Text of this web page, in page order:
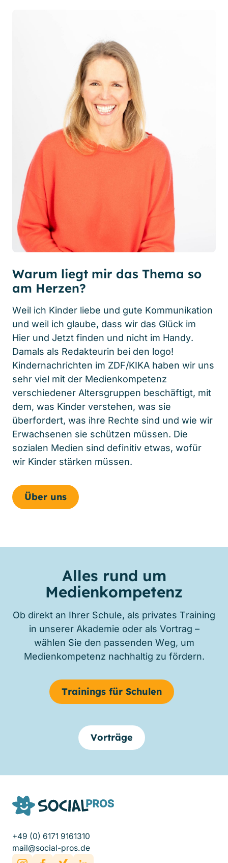
Warum liegt mir das Thema so
am Herzen?
Weil ich Kinder liebe und gute Kommunikation
und weil ich glaube, dass wir das Glück im
Hier und Jetzt finden und nicht im Handy.
Damals als Redakteurin bei den logo!
Kindernachrichten im ZDF/KIKA haben wir uns
sehr viel mit der Medienkompetenz
verschiedener Altersgruppen beschäftigt, mit
dem, was Kinder verstehen, was sie
überfordert, was ihre Rechte sind und wie wir
Erwachsenen sie schützen müssen. Die
sozialen Medien sind definitiv etwas, wofür
wir Kinder stärken müssen.
Über uns
Alles rund um
Medienkompetenz
Ob direkt an Ihrer Schule, als privates Training
in unserer Akademie oder als Vortrag –
wählen Sie den passenden Weg, um
Medienkompetenz nachhaltig zu fördern.
Trainings für Schulen
Vorträge
+49 (0) 6171 9161310
mail@social-pros.de